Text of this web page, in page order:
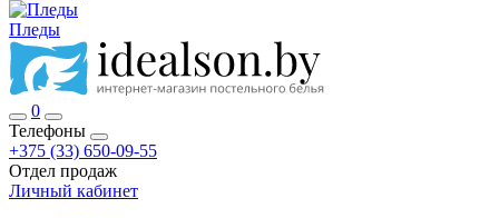
Пледы
0
Телефоны
+375 (33) 650-09-55
Отдел продаж
Личный кабинет